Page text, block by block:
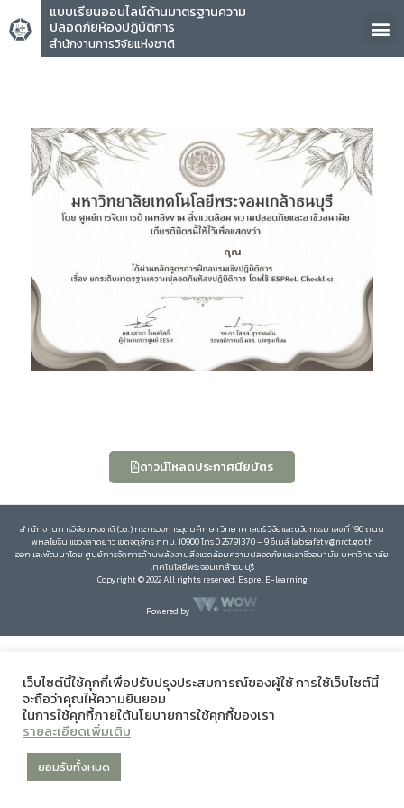
แบบเรียนออนไลน์ด้านมาตรฐานความ
ปลอดภัยห้องปฏิบัติการ
สำนักงานการวิจัยแห่งชาติ
คุณ
ดาวน์โหลดประกาศนียบัตร
สำนักงานการวิจัยแห่งชาติ (วช.) กระทรวงการอุดมศึกษา วิทยาศาสตร์ วิจัยและนวัตกรรม เลขที่ 196 ถนน
พหลโยธิน แขวงลาดยาว เขตจตุจักร กทม. 10900 โทร 0 25791370 – 9 อีเมล์ labsafety@nrct.go.th
ออกและพัฒนาโดย ศูนย์การจัดการด้านพลังงานสิ่งแวดล้อมความปลอดภัยและอาชีวอนามัย มหาวิทยาลัย
เทคโนโลยีพระจอมเกล้าธนบุรี
Copyright © 2022 All rights reserved, Esprel E-learning
Powered by
เว็บไซต์นี้ใช้คุกกี้เพื่อปรับปรุงประสบการณ์ของผู้ใช้ การใช้เว็บไซต์นี้
จะถือว่าคุณให้ความยินยอม
ในการใช้คุกกี้ภายใต้นโยบายการใช้คุกกี้ของเรา
รายละเอียดเพิ่มเติม
ยอมรับทั้งหมด